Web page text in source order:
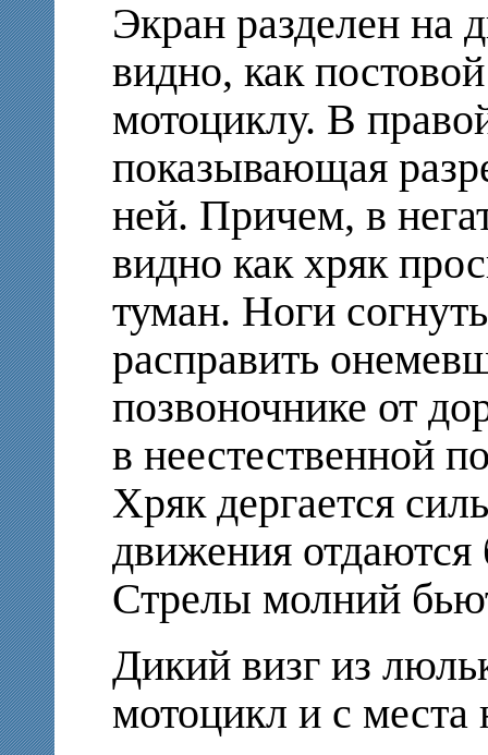
Экран разделен на
видно, как
мотоциклу. В
показывающая
ней. Причем, в
видно как хряк
туман. Ноги
расправить
позвоночнике от
в неестественной
Хряк дергается
движения
Стрелы молний
Дикий визг из
мотоцикл и с места